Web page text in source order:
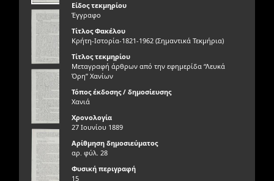
Είδος τεκμηρίου
Έγγραφο
Τίτλος Φακέλου
Κρήτη-Ιστορία-1821-1962 (Σημαντικά Τεκμήρια)
Τίτλος τεκμηρίου
Μεταγραφή άρθρων από την εφημερίδα “Λευκά
Όρη” Χανίων
Τόπος έκδοσης / δημοσίευσης
Χανιά
Χρονολογία
27 Ιουνίου 1889
Αρίθμηση δημοσιεύματος
αρ. φύλ. 28
Φυσική περιγραφή
15